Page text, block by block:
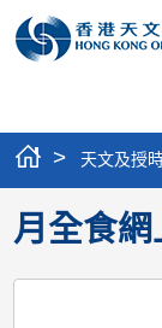
> 天文及授
月全食